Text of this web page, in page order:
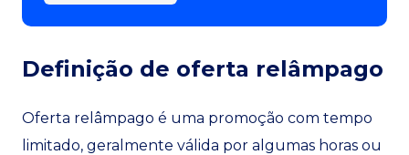
Definição de oferta relâmpago
Oferta relâmpago é uma promoção com tempo
limitado, geralmente válida por algumas horas ou